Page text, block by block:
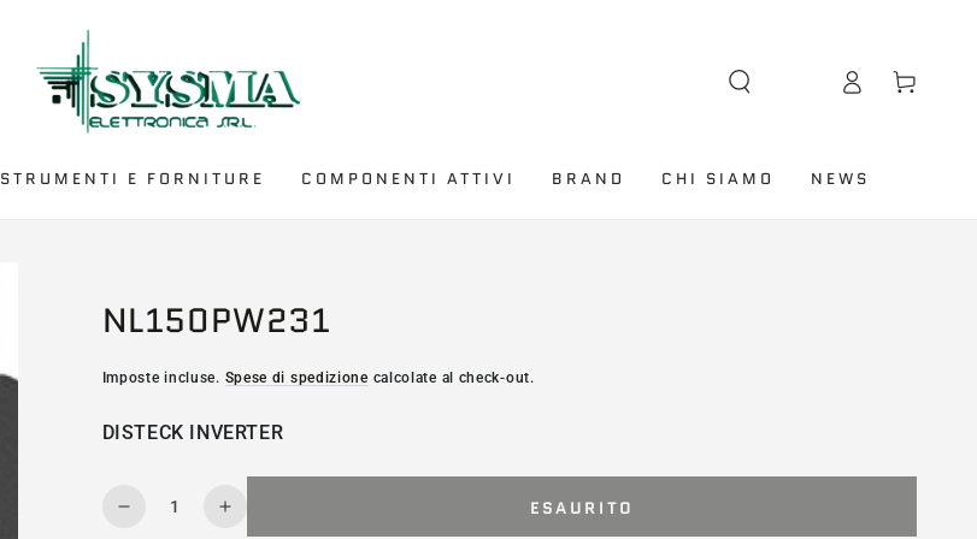
STRUMENTI E FORNITURE COMPONENTI ATTIVI BRAND CHI SIAMO NEWS
AccessoCarello
NL150PW231
Imposte incluse. Spese di spedizione calcolate al check-out.
DISTECK INVERTER
Quantità
DiminuisceAumenta
ESAURITO